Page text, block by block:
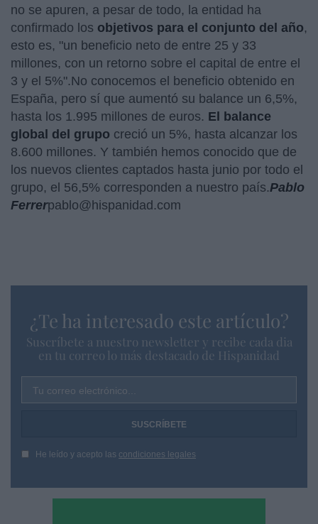
no se apuren, a pesar de todo, la entidad ha
confirmado los objetivos para el conjunto del año,
esto es, "un beneficio neto de entre 25 y 33
millones, con un retorno sobre el capital de entre el
3 y el 5%".No conocemos el beneficio obtenido en
España, pero sí que aumentó su balance un 6,5%,
hasta los 1.995 millones de euros. El balance
global del grupo creció un 5%, hasta alcanzar los
8.600 millones. Y también hemos conocido que de
los nuevos clientes captados hasta junio por todo el
grupo, el 56,5% corresponden a nuestro país.Pablo
Ferrerpablo@hispanidad.com
¿Te ha interesado este artículo?
Suscríbete a nuestro newsletter y recibe cada dia
en tu correo lo más destacado de Hispanidad
Tu correo electrónico...
He leído y acepto las condiciones legales